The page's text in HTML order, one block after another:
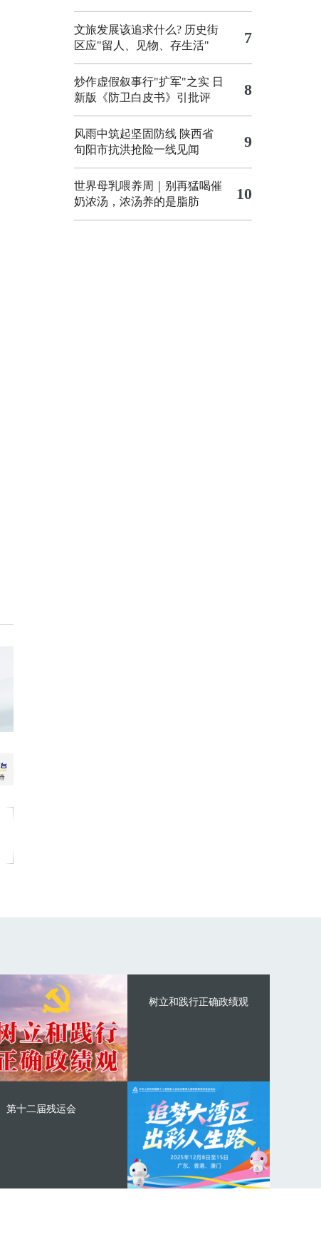
文旅发展该追求什么? 历史街
区应"留人、见物、存生活"
7
炒作虚假叙事行"扩军"之实 日
新版《防卫白皮书》引批评
8
风雨中筑起坚固防线 陕西省
旬阳市抗洪抢险一线见闻
9
世界母乳喂养周｜别再猛喝催
奶浓汤，浓汤养的是脂肪
10
树立和践行正确政绩观
第十二届残运会